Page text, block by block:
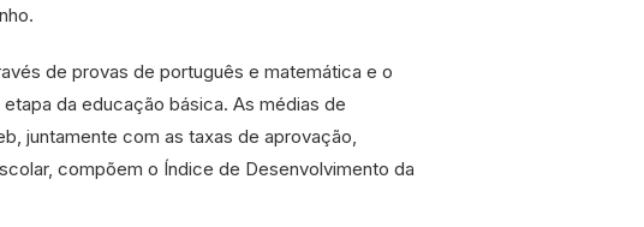
de provas de português e matemática e o
da educação básica. As médias de
juntamente com as taxas de aprovação,
compõem o Índice de Desenvolvimento da